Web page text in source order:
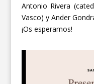
Antonio Rivera
Vasco) y Ander
¡Os esperamos!